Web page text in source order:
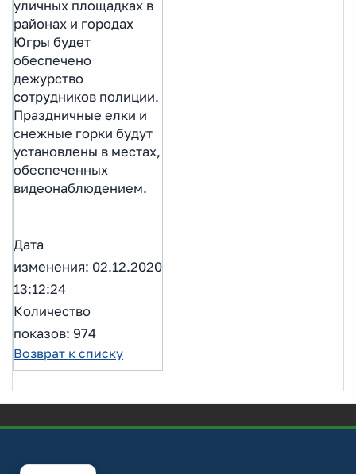
уличных площадках в
районах и городах
Югры будет
обеспечено
дежурство
сотрудников полиции.
Праздничные елки и
снежные горки будут
установлены в местах,
обеспеченных
видеонаблюдением.
Дата
изменения: 02.12.2020
13:12:24
Количество
показов: 974
Возврат к списку